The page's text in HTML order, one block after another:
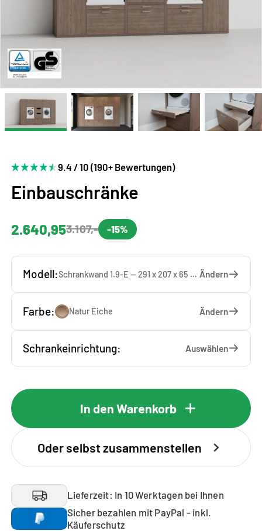
9.4 / 10 (190+ Bewertungen)
Einbauschränke
2.640,953.107,- -15%
Modell: Schrankwand 1.9-E — 291 x 207 x 65 cm Ändern
Farbe: Natur Eiche Ändern
Schrankeinrichtung: Auswählen
In den Warenkorb
Oder selbst zusammenstellen
Lieferzeit: In 10 Werktagen bei Ihnen
Sicher bezahlen mit PayPal - inkl.
Käuferschutz